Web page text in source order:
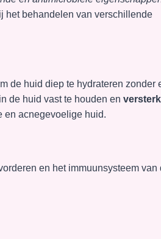
het behandelen van verschillende
de huid diep te hydrateren zonder
de huid vast te houden en
en acnegevoelige huid.
en het immuunsysteem van